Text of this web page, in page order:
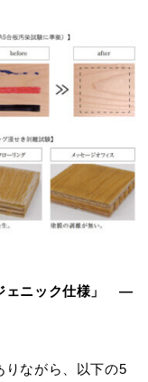
ェニック仕様」 ―
りながら、以下の5